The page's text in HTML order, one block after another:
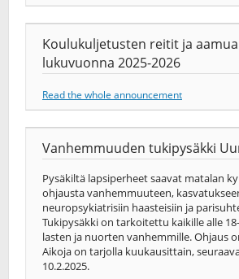
Koulukuljetusten reitit ja
lukuvuonna 2025-2026
Read the whole announcement
Vanhemmuuden tukipysäkki
Pysäkiltä lapsiperheet saavat matalan
ohjausta vanhemmuuteen,
neuropsykiatrisiin haasteisiin ja
Tukipysäkki on tarkoitettu kaikille alle
lasten ja nuorten vanhemmille. Ohjaus
Aikoja on tarjolla kuukausittain,
10.2.2025.